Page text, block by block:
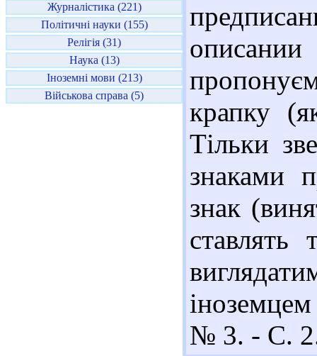
Журналістика (221)
Політичні науки (155)
Релігія (31)
Наука (13)
Іноземні мови (213)
Військова справа (5)
крапку
Тільки
знаками
знак
№ 3. - С.